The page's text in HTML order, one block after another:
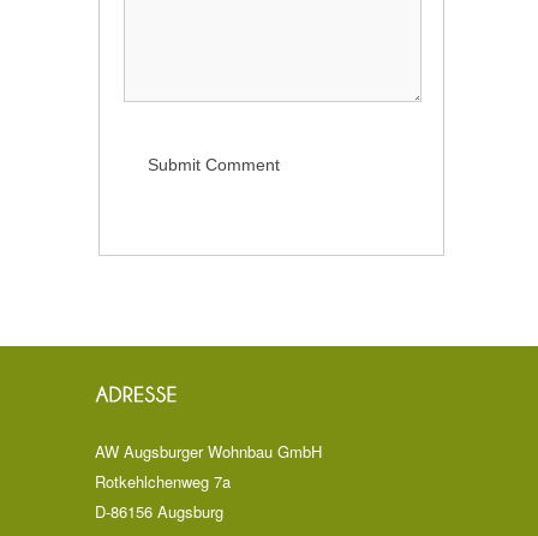
AW Augsburger Wohnbau GmbH
Rotkehlchenweg 7a
D-86156 Augsburg